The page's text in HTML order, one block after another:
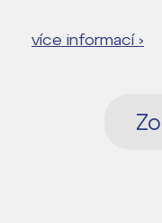
více informací ›